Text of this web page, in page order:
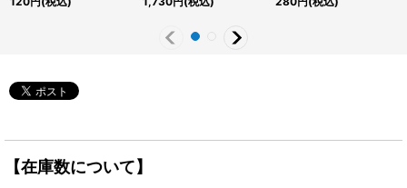
JP048}《リンク》
ンスター》
【在庫数について】